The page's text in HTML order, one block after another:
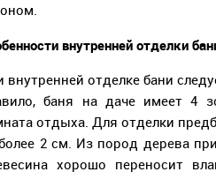
внутренней отделки
внутренней отделке бани
баня на даче имеет 4
отдыха. Для отделки
2 см. Из пород дерева
хорошо переносит